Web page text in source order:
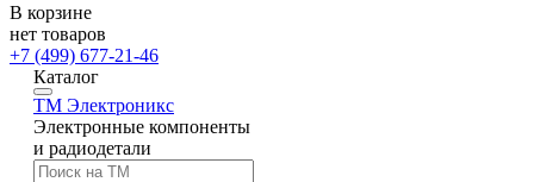
В корзине
нет товаров
+7 (499) 677-21-46
Каталог
TM Электроникс
Электронные компоненты
и радиодетали